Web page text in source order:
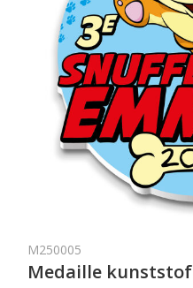
M250005
Medaille kunststof